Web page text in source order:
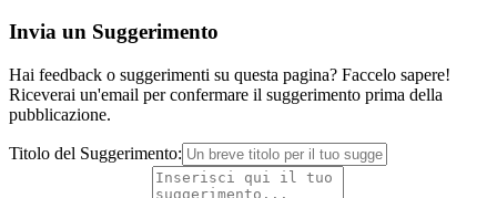
Invia un Suggerimento
Hai feedback o suggerimenti su questa pagina? Faccelo sapere!
Riceverai un'email per confermare il suggerimento prima della
pubblicazione.
Titolo del Suggerimento: